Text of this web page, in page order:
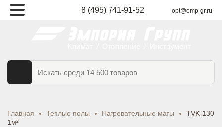
Главная Теплые полы Нагревательные маты
TVK-130
1м²
8 (495) 741-91-52 opt@emp-gr.ru